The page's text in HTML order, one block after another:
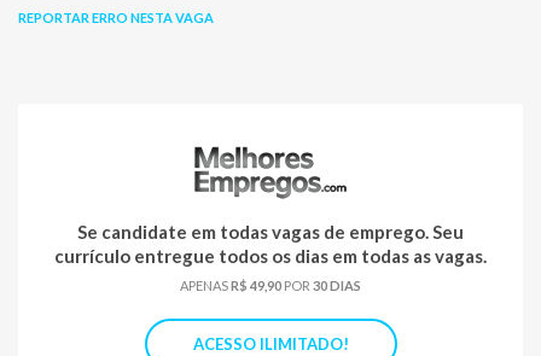
REPORTAR ERRO NESTA VAGA
Se candidate em todas vagas de emprego. Seu
currículo entregue todos os dias em todas as vagas.
APENASR$ 49,90 POR 30 DIAS
ACESSO ILIMITADO!